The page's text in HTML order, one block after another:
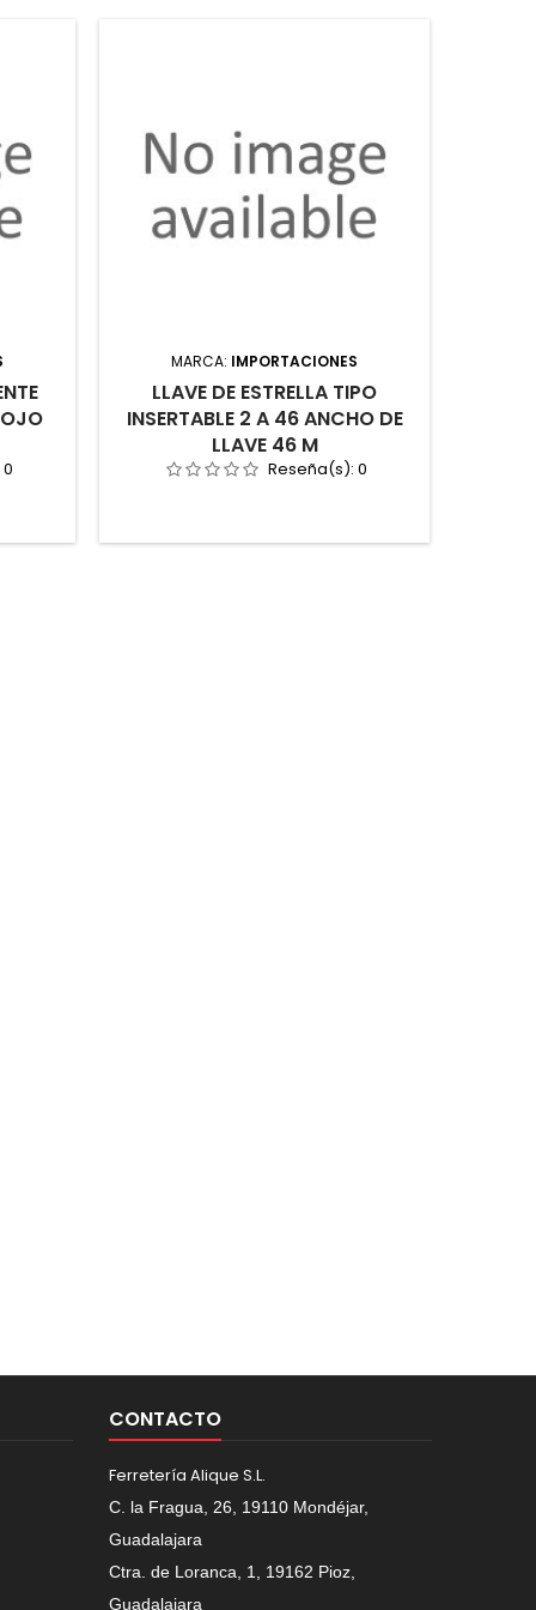
0
MARCA: IMPORTACIONES
LLAVE DE ESTRELLA TIPO
INSERTABLE 2 A 46 ANCHO DE
LLAVE 46 M
Reseña(s): 0
CONTACTO
Ferretería Alique S.L.
C. la Fragua, 26, 19110 Mondéjar,
Guadalajara
Ctra. de Loranca, 1, 19162 Pioz,
Guadalajara